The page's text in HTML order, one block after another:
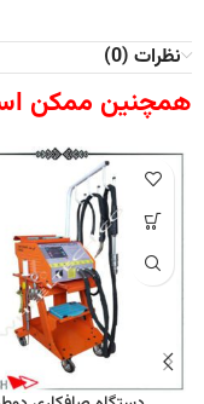
نظرات (0)
همچنین ممکن